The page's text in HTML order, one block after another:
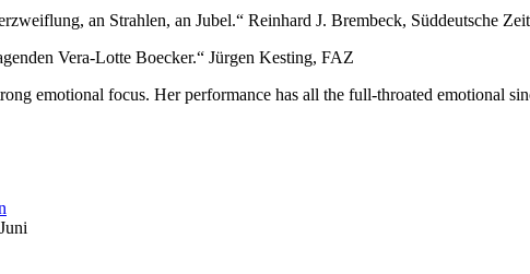
an Strahlen, an Jubel.“ Reinhard J. Brembeck, Süddeutsche
Vera-Lotte Boecker.“ Jürgen Kesting, FAZ
emotional focus. Her performance has all the full-throated emotional